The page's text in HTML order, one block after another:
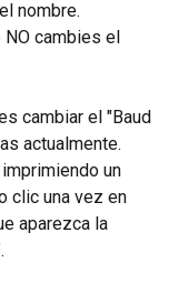
nombre.
NO cambies el
cambiar el "Baud
actualmente.
un
clic una vez en
aparezca la